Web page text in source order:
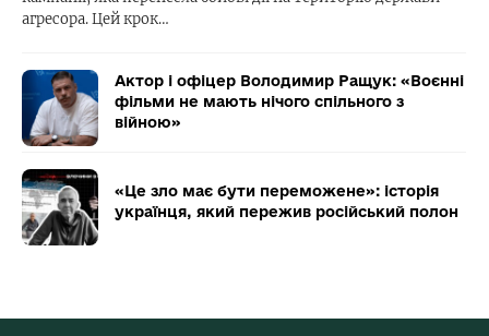
агресора. Цей крок…
Актор і офіцер Володимир Ращук: «Воєнні
фільми не мають нічого спільного з
війною»
«Це зло має бути переможене»: історія
українця, який пережив російський полон